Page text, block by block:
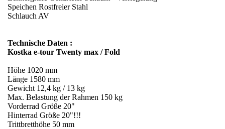
Speichen Rostfreier Stahl
Schlauch AV
Technische Daten :
Kostka e-tour Twenty max / Fold
Höhe 1020 mm
Länge 1580 mm
Gewicht 12,4 kg / 13 kg
Max. Belastung der Rahmen 150 kg
Vorderrad Größe 20"
Hinterrad Größe 20"!!!
Trittbretthöhe 50 mm